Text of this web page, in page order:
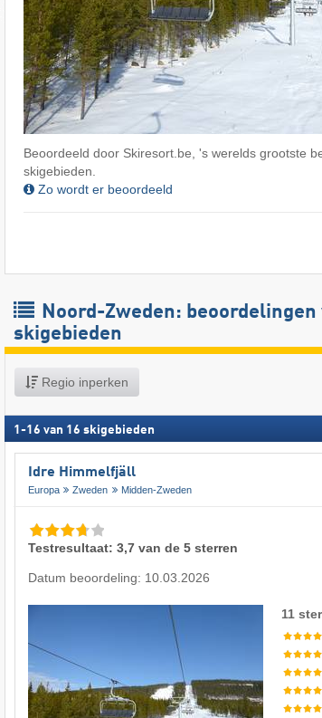
Beoordeeld door Skiresort.be, 's werelds grootste
skigebieden.
Zo wordt er beoordeeld
Noord-Zweden: beoordelingen
skigebieden
Regio inperken
1 -16 van 16 skigebieden
Idre Himmelfjäll
Europa Zweden Midden-Zweden
Testresultaat: 3,7 van de 5 sterren
Datum beoordeling: 10.03.2026
11